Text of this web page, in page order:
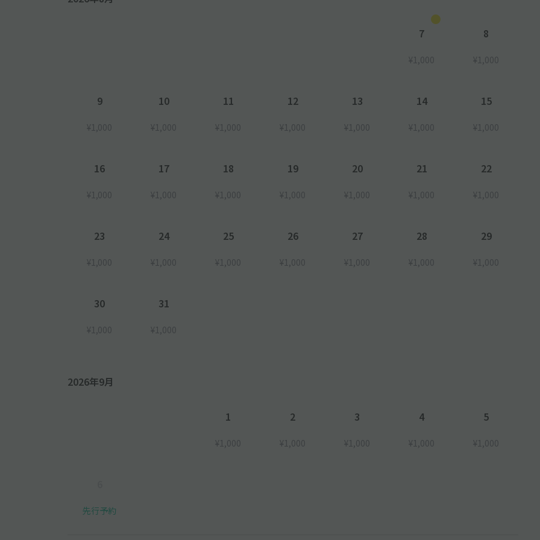
7
¥1,000
8
¥1,000
9
¥1,000
10
¥1,000
11
¥1,000
12
¥1,000
13
¥1,000
14
¥1,000
15
¥1,000
16
¥1,000
17
¥1,000
18
¥1,000
19
¥1,000
20
¥1,000
21
¥1,000
22
¥1,000
23
¥1,000
24
¥1,000
25
¥1,000
26
¥1,000
27
¥1,000
28
¥1,000
29
¥1,000
30
¥1,000
31
¥1,000
2026年9月
1
¥1,000
2
¥1,000
3
¥1,000
4
¥1,000
5
¥1,000
先行予約